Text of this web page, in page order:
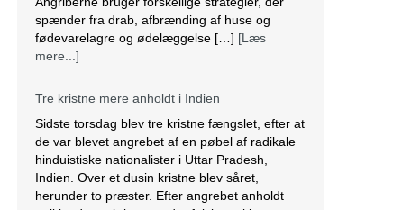
spænder fra drab, afbrænding af huse og
fødevarelagre og ødelæggelse […] [Læs
mere...]
Tre kristne mere anholdt i Indien
Sidste torsdag blev tre kristne fængslet, efter at
de var blevet angrebet af en pøbel af radikale
hinduistiske nationalister i Uttar Pradesh,
Indien. Over et dusin kristne blev såret,
herunder to præster. Efter angrebet anholdt